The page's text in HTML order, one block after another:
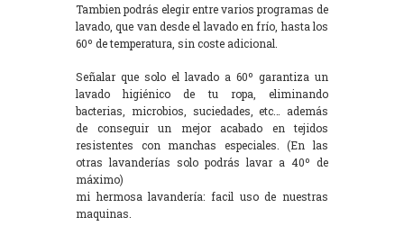
Tambien podrás elegir entre varios programas de
lavado, que van desde el lavado en frío, hasta los
60º de temperatura, sin coste adicional.
Señalar que solo el lavado a 60º garantiza un
lavado higiénico de tu ropa, eliminando
bacterias, microbios, suciedades, etc… además
de conseguir un mejor acabado en tejidos
resistentes con manchas especiales. (En las
otras lavanderías solo podrás lavar a 40º de
máximo)
mi hermosa lavandería: facil uso de nuestras
maquinas.